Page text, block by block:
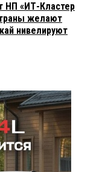
НП «ИТ-Кластер
желают
нивелируют